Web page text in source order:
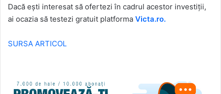
Dacă ești interesat să ofertezi în cadrul acestor investiții,
ai ocazia să testezi gratuit platforma Victa.ro.
SURSA ARTICOL